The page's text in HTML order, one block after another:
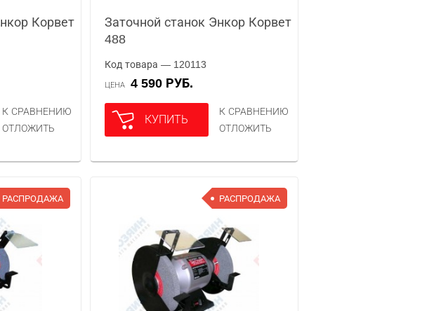
Корвет
К СРАВНЕНИЮ
ОТЛОЖИТЬ
Заточной станок Энкор Корвет
488
Код товара — 120113
ЦЕНА 4 590 РУБ.
КУПИТЬ
К СРАВНЕНИЮ
ОТЛОЖИТЬ
РАСПРОДАЖА РАСПРОДАЖА